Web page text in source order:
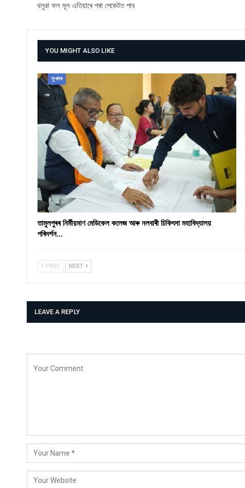
থলুৱা ফল মূল এতিয়াৰে পৰা পেকেটত পাব
YOU MIGHT ALSO LIKE
সুখবৰ
তামুলপুৰৰ নিৰ্মীয়মাণ মেডিকেল কলেজ আৰু নলবাৰী চিকিৎসা মহাবিদ্যালয়
পৰিদৰ্শন…
PREV NEXT
LEAVE A REPLY